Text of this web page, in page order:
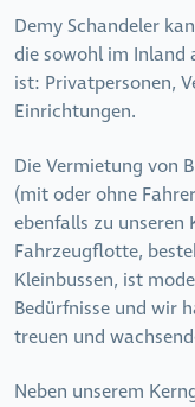
Demy Schandeler
die sowohl im Inland
ist: Privatpersonen,
Einrichtungen.
Die Vermietung von
(mit oder ohne
ebenfalls zu unseren
Fahrzeugflotte,
Kleinbussen, ist
Bedürfnisse und wir
treuen und
Neben unserem